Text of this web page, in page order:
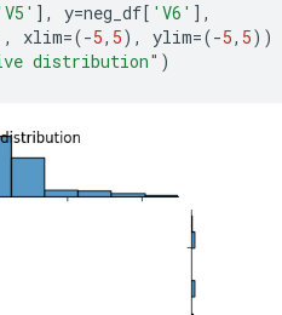
], y=neg_df[ 'V6' ],
, xlim=(-5, 5), ylim=(-5, 5))
distribution" )